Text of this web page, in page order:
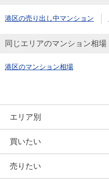
港区の売り出し中マンション
同じエリアのマンション相場
港区のマンション相場
エリア別
買いたい
売りたい